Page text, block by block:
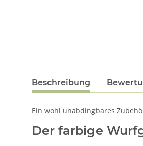
Beschreibung
Ein wohl unabdingbares
Der farbige